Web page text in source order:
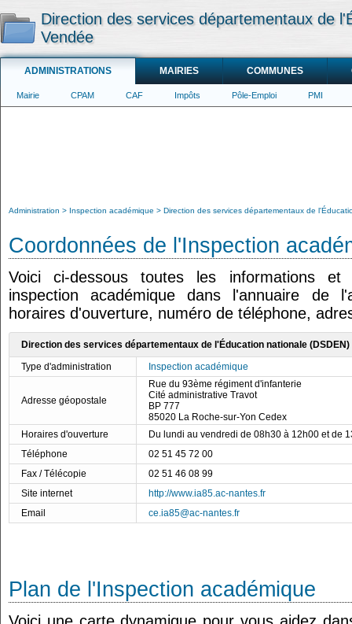
Direction des services départementaux de
Vendée
ADMINISTRATIONS MAIRIES COMMUNES
Mairie CPAM CAF Impôts Pôle-Emploi PMI
Administration Inspection académique Direction des services départementaux de
Coordonnées de l'Inspection
Voici ci-dessous toutes les informations et
inspection académique dans l'annuaire de
horaires d'ouverture, numéro de téléphone,
Direction des services départementaux de l'Éducation nationale (DSDEN)
Type d'administration
Inspection académique
Adresse géopostale
Rue du 93ème régiment d'infanterie
Cité administrative Travot
BP 777
85020 La Roche-sur-Yon Cedex
Horaires d'ouverture
Du lundi au vendredi de 08h30 à 12h00 et de
Téléphone
02 51 45 72 00
Fax / Télécopie
02 51 46 08 99
Site internet
http://www.ia85.ac-nantes.fr
Email
ce.ia85@ac-nantes.fr
Plan de l'Inspection académique